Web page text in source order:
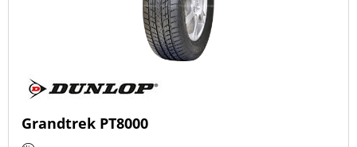
Grandtrek PT8000